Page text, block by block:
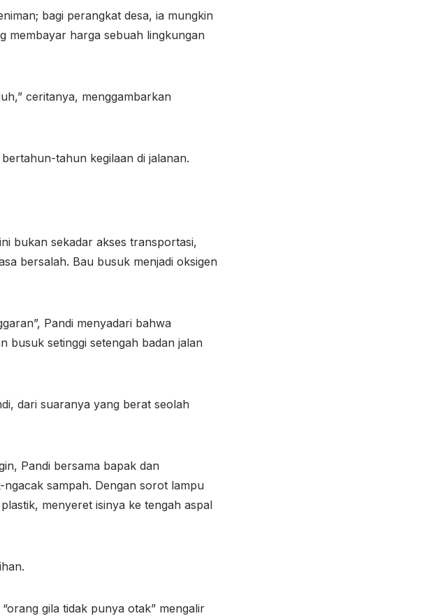
bagi perangkat desa, ia mungkin
membayar harga sebuah lingkungan
ceritanya, menggambarkan
tahun kegilaan di jalanan.
bukan sekadar akses transportasi,
bersalah. Bau busuk menjadi oksigen
Pandi menyadari bahwa
busuk setinggi setengah badan jalan
dari suaranya yang berat seolah
Pandi bersama bapak dan
sampah. Dengan sorot lampu
menyeret isinya ke tengah aspal
gila tidak punya otak” mengalir